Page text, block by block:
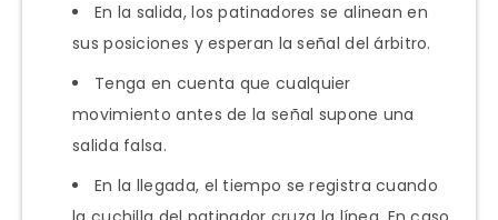
En la salida, los patinadores se alinean en
sus posiciones y esperan la señal del árbitro.
Tenga en cuenta que cualquier
movimiento antes de la señal supone una
salida falsa.
En la llegada, el tiempo se registra cuando